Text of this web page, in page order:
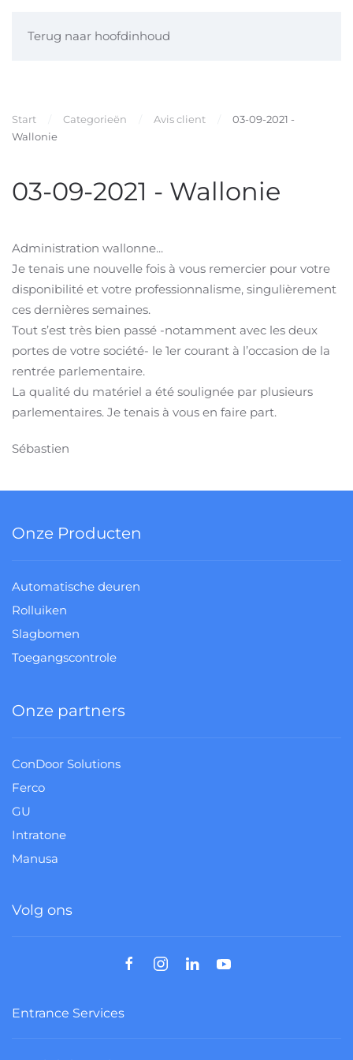
Terug naar hoofdinhoud
Start Categorieën Avis client
03-09-2021 -
Wallonie
03-09-2021 - Wallonie
Administration wallonne...
Je tenais une nouvelle fois à vous remercier pour votre
disponibilité et votre professionnalisme, singulièrement
ces dernières semaines.
Tout s’est très bien passé -notamment avec les deux
portes de votre société- le 1er courant à l’occasion de la
rentrée parlementaire.
La qualité du matériel a été soulignée par plusieurs
parlementaires. Je tenais à vous en faire part.
Sébastien
Onze Producten
Automatische deuren
Rolluiken
Slagbomen
Toegangscontrole
Onze partners
ConDoor Solutions
Ferco
GU
Intratone
Manusa
Volg ons
Entrance Services